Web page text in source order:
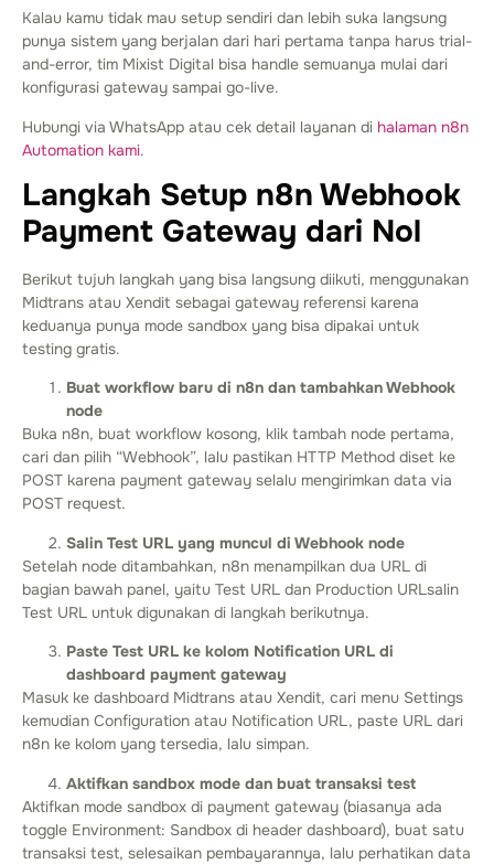
Kalau kamu tidak mau setup sendiri dan lebih suka langsung
punya sistem yang berjalan dari hari pertama tanpa harus trial-
and-error, tim Mixist Digital bisa handle semuanya mulai dari
konfigurasi gateway sampai go-live.
Hubungi via WhatsApp atau cek detail layanan di halaman n8n
Automation kami.
Langkah Setup n8n Webhook
Payment Gateway dari Nol
Berikut tujuh langkah yang bisa langsung diikuti, menggunakan
Midtrans atau Xendit sebagai gateway referensi karena
keduanya punya mode sandbox yang bisa dipakai untuk
testing gratis.
Buat workflow baru di n8n dan tambahkan Webhook
node
Buka n8n, buat workflow kosong, klik tambah node pertama,
cari dan pilih “Webhook”, lalu pastikan HTTP Method diset ke
POST karena payment gateway selalu mengirimkan data via
POST request.
Salin Test URL yang muncul di Webhook node
Setelah node ditambahkan, n8n menampilkan dua URL di
bagian bawah panel, yaitu Test URL dan Production URLsalin
Test URL untuk digunakan di langkah berikutnya.
Paste Test URL ke kolom Notification URL di
dashboard payment gateway
Masuk ke dashboard Midtrans atau Xendit, cari menu Settings
kemudian Configuration atau Notification URL, paste URL dari
n8n ke kolom yang tersedia, lalu simpan.
Aktifkan sandbox mode dan buat transaksi test
Aktifkan mode sandbox di payment gateway (biasanya ada
toggle Environment: Sandbox di header dashboard), buat satu
transaksi test, selesaikan pembayarannya, lalu perhatikan data